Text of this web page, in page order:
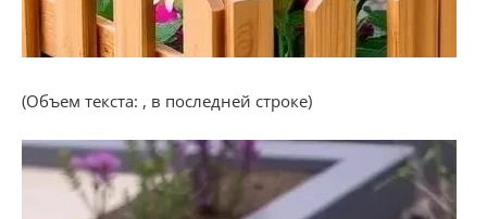
(Объем текста: , в последней строке)